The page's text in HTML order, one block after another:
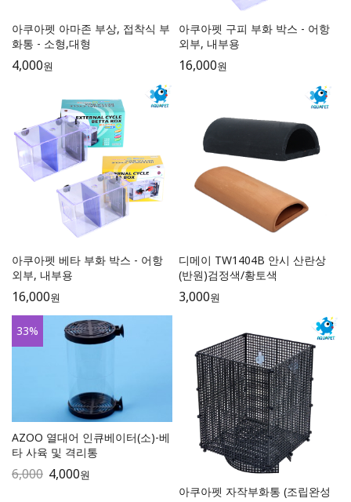
아쿠아펫 아마존 부상, 접착식 부
화통 - 소형,대형
4,000원
아쿠아펫 구피 부화 박스 - 어항
외부, 내부용
16,000원
아쿠아펫 베타 부화 박스 - 어항
외부, 내부용
16,000원
디메이 TW1404B 안시 산란상
(반원)검정색/황토색
3,000원
33%
AZOO 열대어 인큐베이터(소)-베
타 사육 및 격리통
6,000 4,000원
아쿠아펫 자작부화통 (조립완성